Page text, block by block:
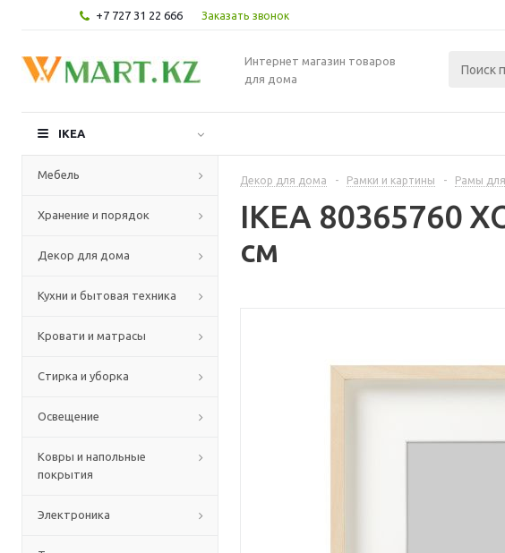
+7 727 31 22 666 Заказать звонок
Интернет магазин товаров
для дома
IKEA
Мебель
Хранение и порядок
Декор для дома
Кухни и бытовая техника
Кровати и матрасы
Стирка и уборка
Освещение
Ковры и напольные
покрытия
Электроника
Декор для дома - Рамки и картины - Рамы
IKEA 80365760
см